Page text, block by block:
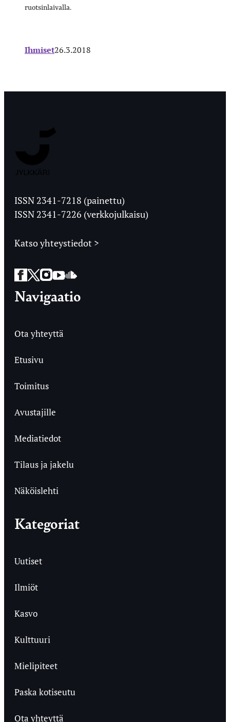
ruotsinlaivalla.
Ihmiset26.3.2018
Ylioppilaslehti
ISSN 2341-7218 (painettu)
ISSN 2341-7226 (verkkojulkaisu)
Katso yhteystiedot >
Facebook
Twitter
Instagram
YouTube
SoundCloud
Navigaatio
Ota yhteyttä
Etusivu
Toimitus
Avustajille
Mediatiedot
Tilaus ja jakelu
Näköislehti
Kategoriat
Uutiset
Ilmiöt
Kasvo
Kulttuuri
Mielipiteet
Paska kotiseutu
Ota yhteyttä